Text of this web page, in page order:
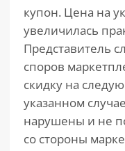
купон. Цена на
увеличилась
Представитель
споров
скидку на
указанном
нарушены и не
со стороны